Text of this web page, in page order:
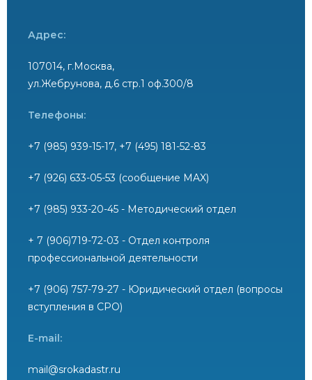
Адрес:
107014, г.Москва,
ул.Жебрунова, д.6 стр.1 оф.300/8
Телефоны:
+7 (985) 939-15-17, +7 (495) 181-52-83
+7 (926) 633-05-53 (сообщение MAX)
+7 (985) 933-20-45 - Методический отдел
+ 7 (906)719-72-03 - Отдел контроля
профессиональной деятельности
+7 (906) 757-79-27 - Юридический отдел (вопросы
вступления в СРО)
E-mail:
mail@srokadastr.ru